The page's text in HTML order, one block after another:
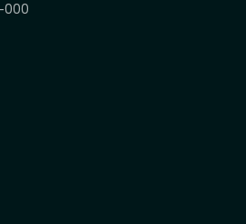
000